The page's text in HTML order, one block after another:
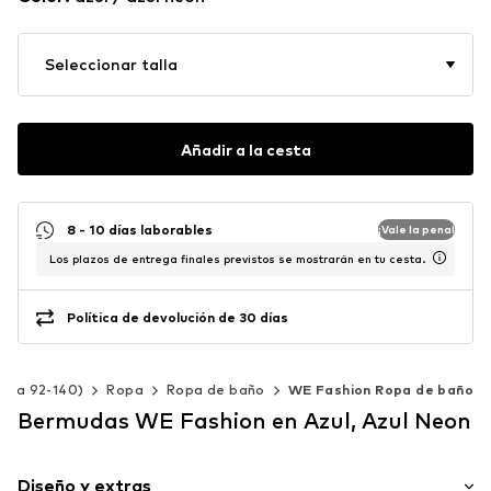
Seleccionar talla
Añadir a la cesta
8 - 10 días laborables ¡Vale la pena!
Los plazos de entrega finales previstos se mostrarán en tu cesta.
Política de devolución de 30 días
92-140) Ropa Ropa de baño WE Fashion Ropa de baño
Bermudas WE Fashion en Azul, Azul Neon
Diseño y extras